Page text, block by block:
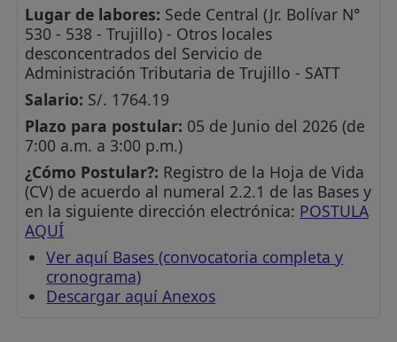
Lugar de labores: Sede Central (Jr. Bolívar N°
530 - 538 - Trujillo) - Otros locales
desconcentrados del Servicio de
Administración Tributaria de Trujillo - SATT
Salario: S/. 1764.19
Plazo para postular: 05 de Junio del 2026 (de
7:00 a.m. a 3:00 p.m.)
¿Cómo Postular?: Registro de la Hoja de Vida
(CV) de acuerdo al numeral 2.2.1 de las Bases y
en la siguiente dirección electrónica: POSTULA
AQUÍ
Ver aquí Bases (convocatoria completa y
cronograma)
Descargar aquí Anexos